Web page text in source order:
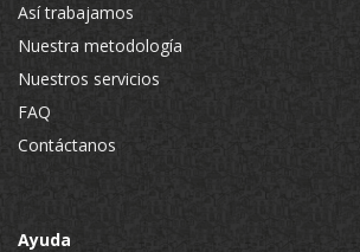
Así trabajamos
Nuestra metodología
Nuestros servicios
FAQ
Contáctanos
Ayuda